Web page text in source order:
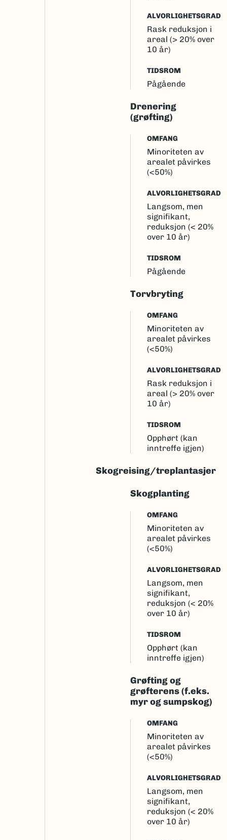
ALVORLIGHETSGRAD
Rask reduksjon i
areal (> 20% over
10 år)
TIDSROM
Pågående
Drenering
(grøfting)
OMFANG
Minoriteten av
arealet påvirkes
(<50%)
ALVORLIGHETSGRAD
Langsom, men
signifikant,
reduksjon (< 20%
over 10 år)
TIDSROM
Pågående
Torvbryting
OMFANG
Minoriteten av
arealet påvirkes
(<50%)
ALVORLIGHETSGRAD
Rask reduksjon i
areal (> 20% over
10 år)
TIDSROM
Opphørt (kan
inntreffe igjen)
Skogreising/treplantasjer
Skogplanting
OMFANG
Minoriteten av
arealet påvirkes
(<50%)
ALVORLIGHETSGRAD
Langsom, men
signifikant,
reduksjon (< 20%
over 10 år)
TIDSROM
Opphørt (kan
inntreffe igjen)
Grøfting og
grøfterens (f.eks.
myr og sumpskog)
OMFANG
Minoriteten av
arealet påvirkes
(<50%)
ALVORLIGHETSGRAD
Langsom, men
signifikant,
reduksjon (< 20%
over 10 år)